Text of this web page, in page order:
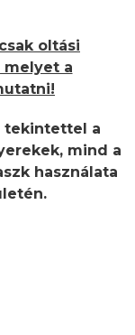
oltási
melyet a
tekintettel a
mind a
használata